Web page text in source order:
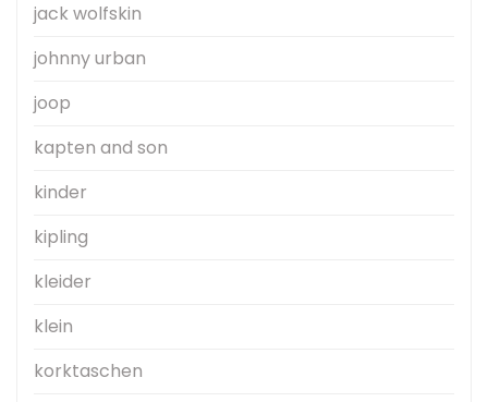
jack wolfskin
johnny urban
joop
kapten and son
kinder
kipling
kleider
klein
korktaschen